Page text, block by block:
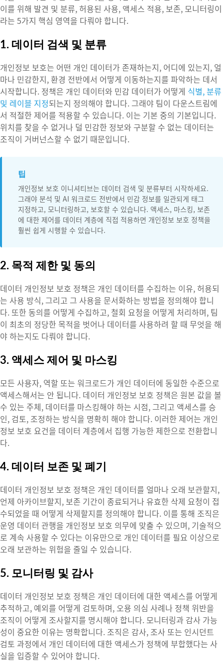
이를 위해 발견 및 분류, 허용된 사용, 액세스 적용, 보존, 모니터링이
라는 5가지 핵심 영역을 다뤄야 합니다.
1. 데이터 검색 및 분류
개인정보 보호는 어떤 개인 데이터가 존재하는지, 어디에 있는지, 얼
마나 민감한지, 환경 전반에서 어떻게 이동하는지를 파악하는 데서
시작합니다. 정책은 개인 데이터와 민감 데이터가 어떻게 식별, 분류
및 레이블 지정되는지 정의해야 합니다. 그래야 팀이 다운스트림에
서 적절한 제어를 적용할 수 있습니다. 이는 기본 중의 기본입니다.
위치를 찾을 수 없거나 덜 민감한 정보와 구분할 수 없는 데이터는
조직이 거버넌스할 수 없기 때문입니다.
팁
개인정보 보호 이니셔티브는 데이터 검색 및 분류부터 시작하세요.
그래야 분석 및 AI 워크로드 전반에서 민감 정보를 일관되게 태그
지정하고, 모니터링하고, 보호할 수 있습니다. 액세스, 마스킹, 보존
에 대한 제어를 데이터 계층에 직접 적용하면 개인정보 보호 정책을
훨씬 쉽게 시행할 수 있습니다.
2. 목적 제한 및 동의
데이터 개인정보 보호 정책은 개인 데이터를 수집하는 이유, 허용되
는 사용 방식, 그리고 그 사용을 문서화하는 방법을 정의해야 합니
다. 또한 동의를 어떻게 수집하고, 철회 요청을 어떻게 처리하며, 팀
이 최초의 정당한 목적을 벗어나 데이터를 사용하려 할 때 무엇을 해
야 하는지도 다뤄야 합니다.
3. 액세스 제어 및 마스킹
모든 사용자, 역할 또는 워크로드가 개인 데이터에 동일한 수준으로
액세스해서는 안 됩니다. 데이터 개인정보 보호 정책은 원본 값을 볼
수 있는 주체, 데이터를 마스킹해야 하는 시점, 그리고 액세스를 승
인, 검토, 조정하는 방식을 명확히 해야 합니다. 이러한 제어는 개인
정보 보호 요건을 데이터 계층에서 집행 가능한 제한으로 전환합니
다.
4. 데이터 보존 및 폐기
데이터 개인정보 보호 정책은 개인 데이터를 얼마나 오래 보관할지,
언제 아카이브할지, 보존 기간이 종료되거나 유효한 삭제 요청이 접
수되었을 때 어떻게 삭제할지를 정의해야 합니다. 이를 통해 조직은
운영 데이터 관행을 개인정보 보호 의무에 맞출 수 있으며, 기술적으
로 계속 사용할 수 있다는 이유만으로 개인 데이터를 필요 이상으로
오래 보관하는 위험을 줄일 수 있습니다.
5. 모니터링 및 감사
데이터 개인정보 보호 정책은 개인 데이터에 대한 액세스를 어떻게
추적하고, 예외를 어떻게 검토하며, 오용 의심 사례나 정책 위반을
조직이 어떻게 조사할지를 명시해야 합니다. 모니터링과 감사 가능
성이 중요한 이유는 명확합니다. 조직은 감사, 조사 또는 인시던트
검토 과정에서 개인 데이터에 대한 액세스가 정책에 부합했다는 사
실을 입증할 수 있어야 합니다.